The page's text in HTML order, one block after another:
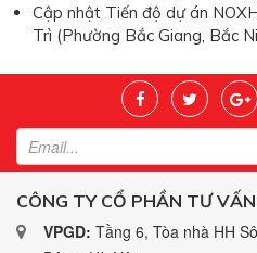
Cập nhật Tiến độ dự án
Trì (Phường Bắc Giang, Bắc
CÔNG TY CỔ PHẦN TƯ
VPGD: Tầng 6, Tòa nhà HH